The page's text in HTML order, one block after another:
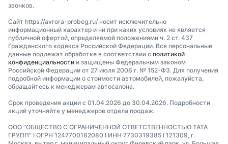
звонков.
Сайт https://avrora-probeg.ru/ носит исключительно
информационный характер и ни при каких условиях не является
публичной офертой, определяемой положениями ч. 2 ст. 437
Гражданского кодекса Российской Федерации. Все персональные
данные подлежат обработке в соответствии с политикой
конфиденциальности и защищены Федеральным законом
Российской Федерации от 27 июля 2006 г. № 152-ФЗ. Для получения
подробной информации о стоимости автомобилей, пожалуйста,
обращайтесь к менеджерам автосалона.
Срок проведения акции с 01.04.2026 до 30.04.2026. Подробности
акций уточняйте у менеджеров отдела продаж.
ООО "ОБЩЕСТВО С ОГРАНИЧЕННОЙ ОТВЕТСТВЕННОСТЬЮ ТАТА
ГРУПП" I ОГРН 1247700182080 I ИНН 7730319385 I 121309, г.